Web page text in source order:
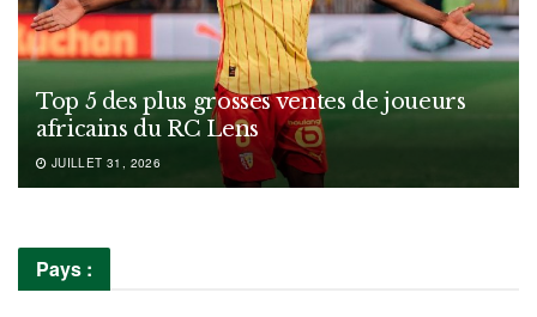
Top 5 des plus grosses ventes de joueurs
africains du RC Lens
JUILLET 31, 2026
Pays :